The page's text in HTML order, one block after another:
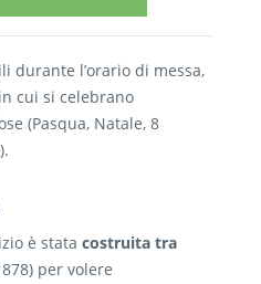
durante l’orario di messa,
cui si celebrano
(Pasqua, Natale, 8
è stata costruita tra
per volere